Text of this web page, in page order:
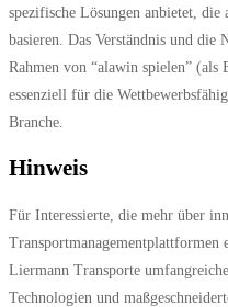
spezifische Lösungen anbietet, die
basieren. Das Verständnis und
Rahmen von “alawin spielen”
essenziell für die
Branche.
Hinweis
Für Interessierte, die mehr über
Transportmanagementplattformen
Liermann Transporte
Technologien und